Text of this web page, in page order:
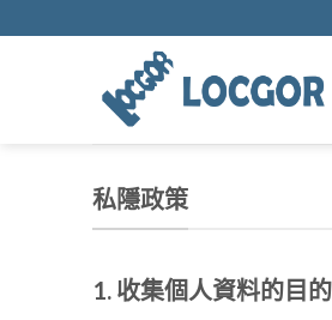
to
私隱政策
1. 收集個人資料的目的